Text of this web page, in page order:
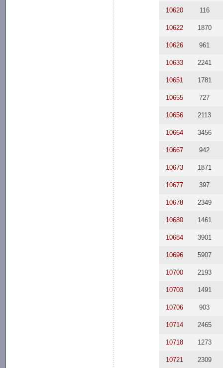
10620 116
10622 1870
10626 961
10633 2241
10651 1781
10655 727
10656 2113
10664 3456
10667 942
10673 1871
10677 397
10678 2349
10680 1461
10684 3901
10696 5907
10700 2193
10703 1491
10706 903
10714 2465
10718 1273
10721 2309